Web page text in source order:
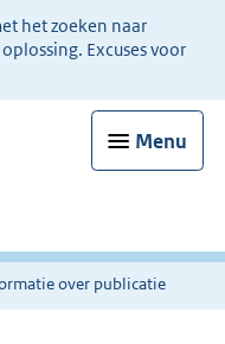
het zoeken naar
Excuses voor
Menu
over publicatie